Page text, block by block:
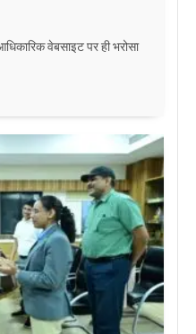
वेबसाइट पर ही भरोसा